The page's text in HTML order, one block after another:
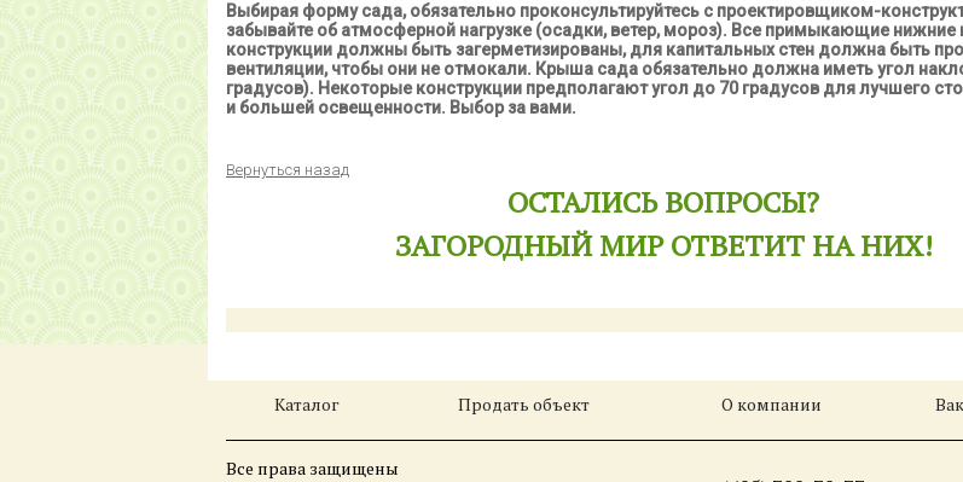
Выбирая форму сада, обязательно проконсультируйтесь с проектировщиком-
забывайте об атмосферной нагрузке (осадки, ветер, мороз). Все примыкающие нижние
конструкции должны быть загерметизированы, для капитальных стен должна быть
вентиляции, чтобы они не отмокали. Крыша сада обязательно должна иметь угол
градусов). Некоторые конструкции предполагают угол до 70 градусов для лучшего
и большей освещенности. Выбор за вами.
Вернуться назад
ОСТАЛИСЬ ВОПРОСЫ?
ЗАГОРОДНЫЙ МИР ОТВЕТИТ НА НИХ!
Каталог Продать объект О компании
Все права защищены